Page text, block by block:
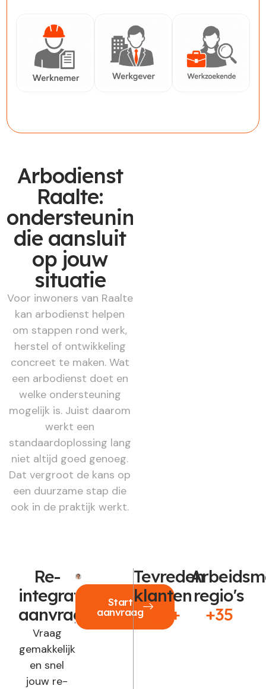
Arbodienst
Raalte:
ondersteuning
die aansluit
op jouw
situatie
Voor inwoners van Raalte
kan arbodienst helpen
om stappen rond werk,
herstel of ontwikkeling
concreet te maken. Wat
een arbodienst doet en
welke ondersteuning
mogelijk is. Juist daarom
werkt een
standaardoplossing lang
niet altijd goed genoeg.
Dat vergroot de kans op
een duurzame stap die
ook in de praktijk werkt.
Re-
integratie
aanvragen?
Vraag
gemakkelijk
en snel
jouw re-
Start
aanvraag
Tevreden
klanten
250+
regio's
+35